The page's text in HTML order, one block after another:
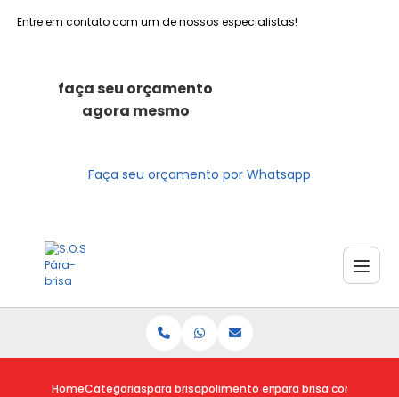
Entre em contato com um de nossos especialistas!
faça seu orçamento
agora mesmo
Faça seu orçamento por Whatsapp
HomeCategoriaspara brisapolimento em para brisa
para brisa com risco